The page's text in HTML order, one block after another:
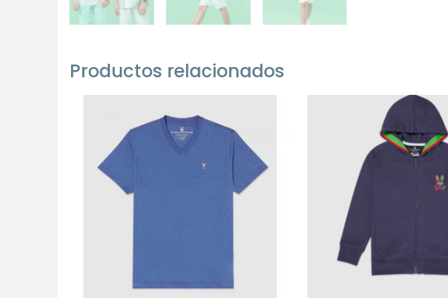
Productos relacionados